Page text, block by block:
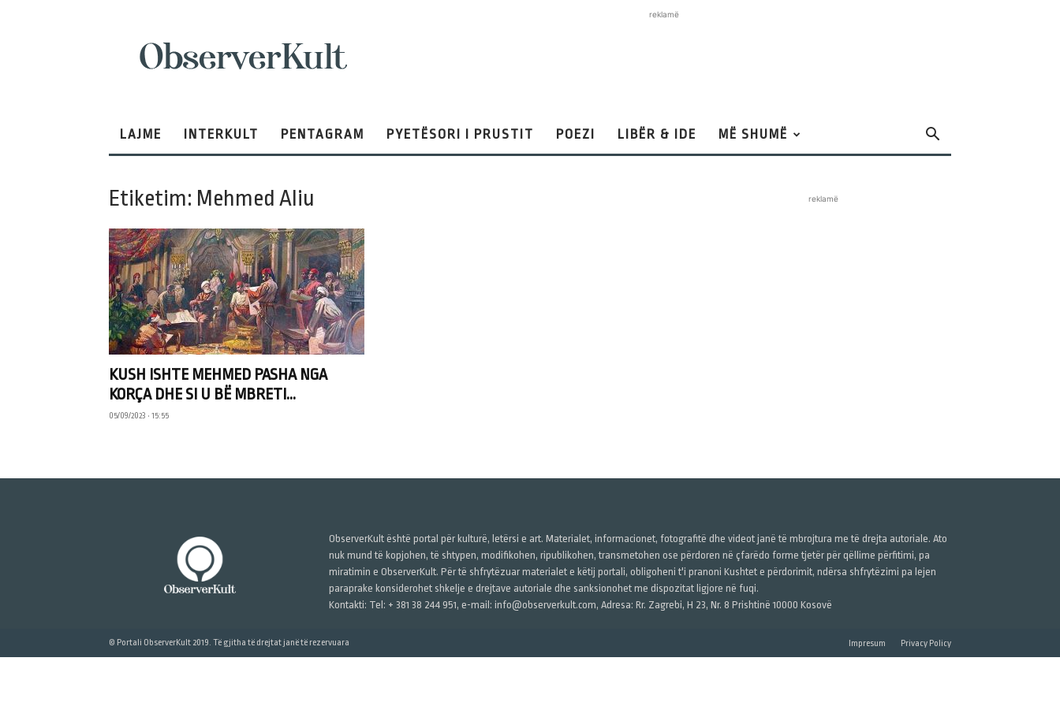
reklamë
LAJME INTERKULT PENTAGRAM PYETËSORI I PRUSTIT POEZI LIBËR & IDE MË SHUMË
Etiketim: Mehmed Aliu
KUSH ISHTE MEHMED PASHA NGA
KORÇA DHE SI U BË MBRETI...
05/09/2023 • 15:55
reklamë
ObserverKult është portal për kulturë, letërsi e art. Materialet, informacionet, fotografitë dhe videot janë të mbrojtura me të drejta autoriale. Ato
nuk mund të kopjohen, të shtypen, modifikohen, ripublikohen, transmetohen ose përdoren në çfarëdo forme tjetër për qëllime përfitimi, pa
miratimin e ObserverKult. Për të shfrytëzuar materialet e këtij portali, obligoheni t'i pranoni Kushtet e përdorimit, ndërsa shfrytëzimi pa lejen
paraprake konsiderohet shkelje e drejtave autoriale dhe sanksionohet me dispozitat ligjore në fuqi.
Kontakti: Tel: + 381 38 244 951, e-mail: info@observerkult.com, Adresa: Rr. Zagrebi, H 23, Nr. 8 Prishtinë 10000 Kosovë
Impresum Privacy Policy
© Portali ObserverKult 2019. Të gjitha të drejtat janë të rezervuara